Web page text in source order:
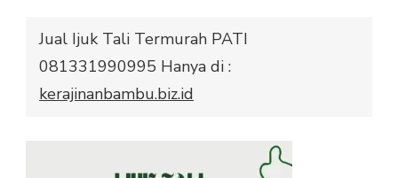
Jual Ijuk Tali Termurah PATI
081331990995 Hanya di :
kerajinanbambu.biz.id